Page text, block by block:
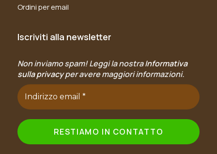
Ordini per email
Iscriviti alla newsletter
Non inviamo spam! Leggi la nostraInformativa
sulla privacyper avere maggiori informazioni.